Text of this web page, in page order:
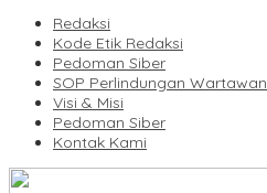
Redaksi
Kode Etik Redaksi
Pedoman Siber
SOP Perlindungan Wartawan
Visi & Misi
Pedoman Siber
Kontak Kami